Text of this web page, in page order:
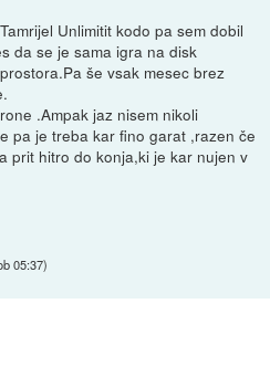
Unlimitit kodo pa sem dobil
da se je sama igra na disk
še vsak mesec brez
.Ampak jaz nisem nikoli
pa je treba kar fino garat ,razen če
prit hitro do konja,ki je kar nujen v
05:37)